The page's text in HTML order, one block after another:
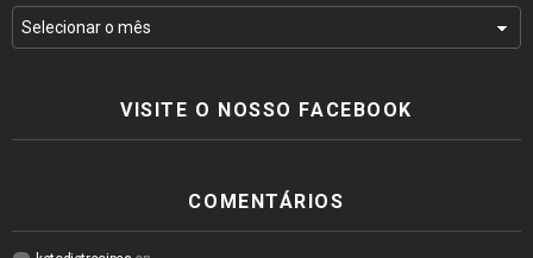
VISITE O NOSSO FACEBOOK
COMENTÁRIOS